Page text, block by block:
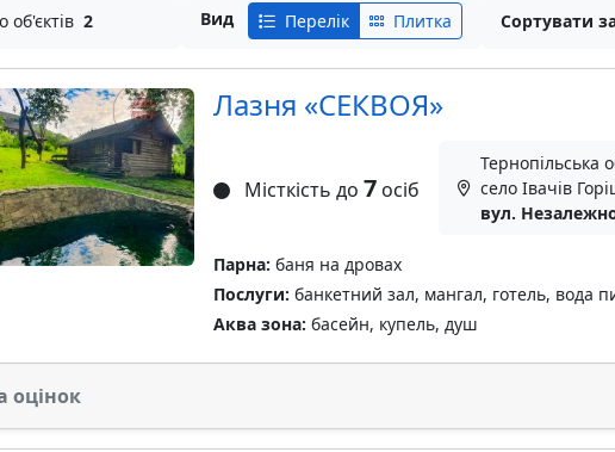
об'єктів 2 Вид Перелік Плитка Сортувати
Лазня «СЕКВОЯ»
Місткість до 7осіб
Тернопільська
село Івачів
вул.
Парна: баня на дровах
Послуги: банкетний зал, мангал, готель, вода
Аква зона: басейн, купель, душ
оцінок